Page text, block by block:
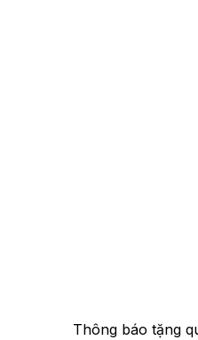
Thông báo tặng